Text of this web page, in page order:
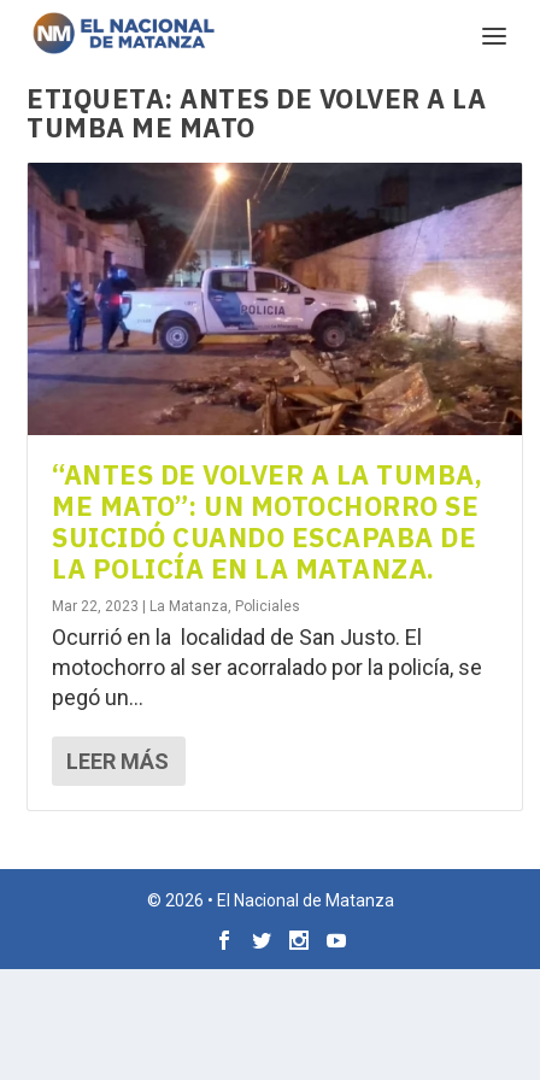
ETIQUETA:ANTES DE VOLVER A LA
TUMBA ME MATO
“ANTES DE VOLVER A LA TUMBA,
ME MATO”: UN MOTOCHORRO SE
SUICIDÓ CUANDO ESCAPABA DE
LA POLICÍA EN LA MATANZA.
Mar 22, 2023 | La Matanza Policiales
Ocurrió en la localidad de San Justo. El
motochorro al ser acorralado por la policía, se
pegó un...
LEER MÁS
© 2026 • El Nacional de Matanza